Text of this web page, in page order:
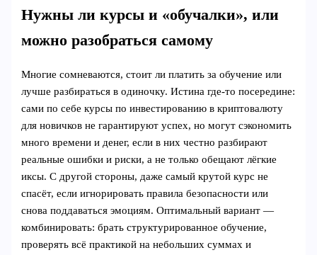
Нужны ли курсы и «обучалки», или
можно разобраться самому
Многие сомневаются, стоит ли платить за обучение или
лучше разбираться в одиночку. Истина где‑то посередине:
сами по себе курсы по инвестированию в криптовалюту
для новичков не гарантируют успех, но могут сэкономить
много времени и денег, если в них честно разбирают
реальные ошибки и риски, а не только обещают лёгкие
иксы. С другой стороны, даже самый крутой курс не
спасёт, если игнорировать правила безопасности или
снова поддаваться эмоциям. Оптимальный вариант —
комбинировать: брать структурированное обучение,
проверять всё практикой на небольших суммах и